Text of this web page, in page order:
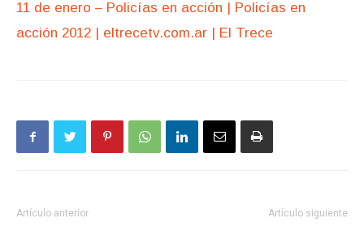
11 de enero – Policías en acción | Policías en
acción 2012 | eltrecetv.com.ar | El Trece
Artículo anterior Artículo siguiente